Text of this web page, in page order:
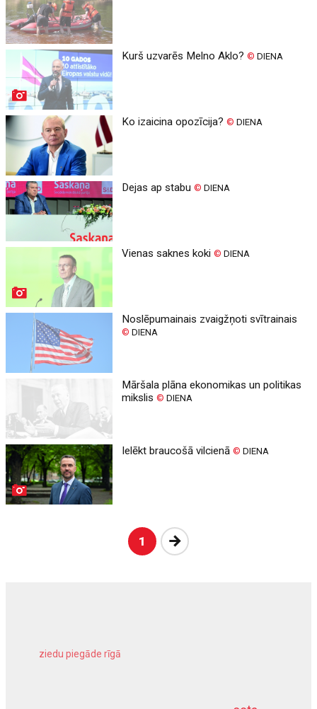
Kurš uzvarēs Melno Aklo?© DIENA
Ko izaicina opozīcija?© DIENA
Dejas ap stabu© DIENA
Vienas saknes koki© DIENA
Noslēpumainais zvaigžņoti svītrainais
© DIENA
Māršala plāna ekonomikas un politikas
mikslis© DIENA
Ielēkt braucošā vilcienā© DIENA
1 Nākošā
ziedu piegāde rīgā